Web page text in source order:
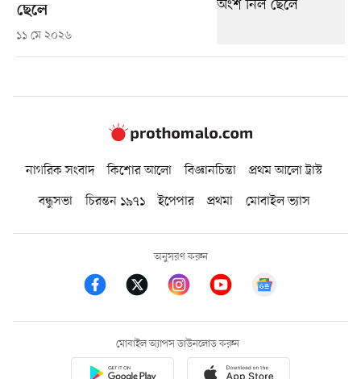
ছেলে
১১ মে ২০২৬
নাগরিক সংবাদ কিশোর আলো বিজ্ঞানচিন্তা
প্রথম আলো ট্রাস্ট
বন্ধুসভা
চিরন্তন ১৯৭১ ইপেপার প্রথমা মোবাইল ভ্যাস
অনুসরণ করুন
মোবাইল অ্যাপস ডাউনলোড করুন